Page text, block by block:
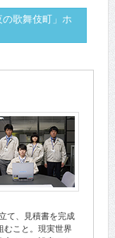
の歌舞伎町」ホ
て、見積書を完成
むこと。現実世界